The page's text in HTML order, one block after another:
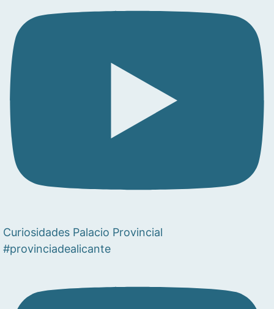
Curiosidades Palacio Provincial
#provinciadealicante